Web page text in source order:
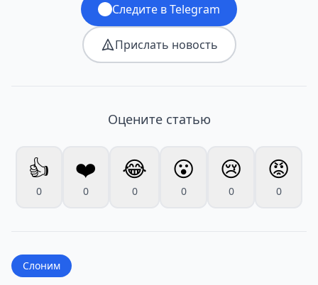
Следите в Telegram
Прислать новость
Оцените статью
👍
0
❤️
0
😂
0
😮
0
😢
0
😡
0
Слоним